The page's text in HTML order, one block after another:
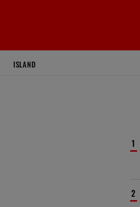
ISLAND